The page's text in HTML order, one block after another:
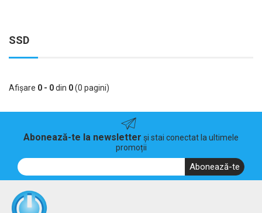
SSD
Afişare 0 - 0din 0(0 pagini)
Abonează-te la newsletter și stai conectat la ultimele
promoții
Abonează-te